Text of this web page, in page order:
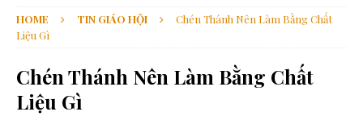
HOME TIN GIÁO HỘI
Chén Thánh Nên Làm Bằng Chất
Liệu Gì
Chén Thánh Nên Làm Bằng Chất
Liệu Gì